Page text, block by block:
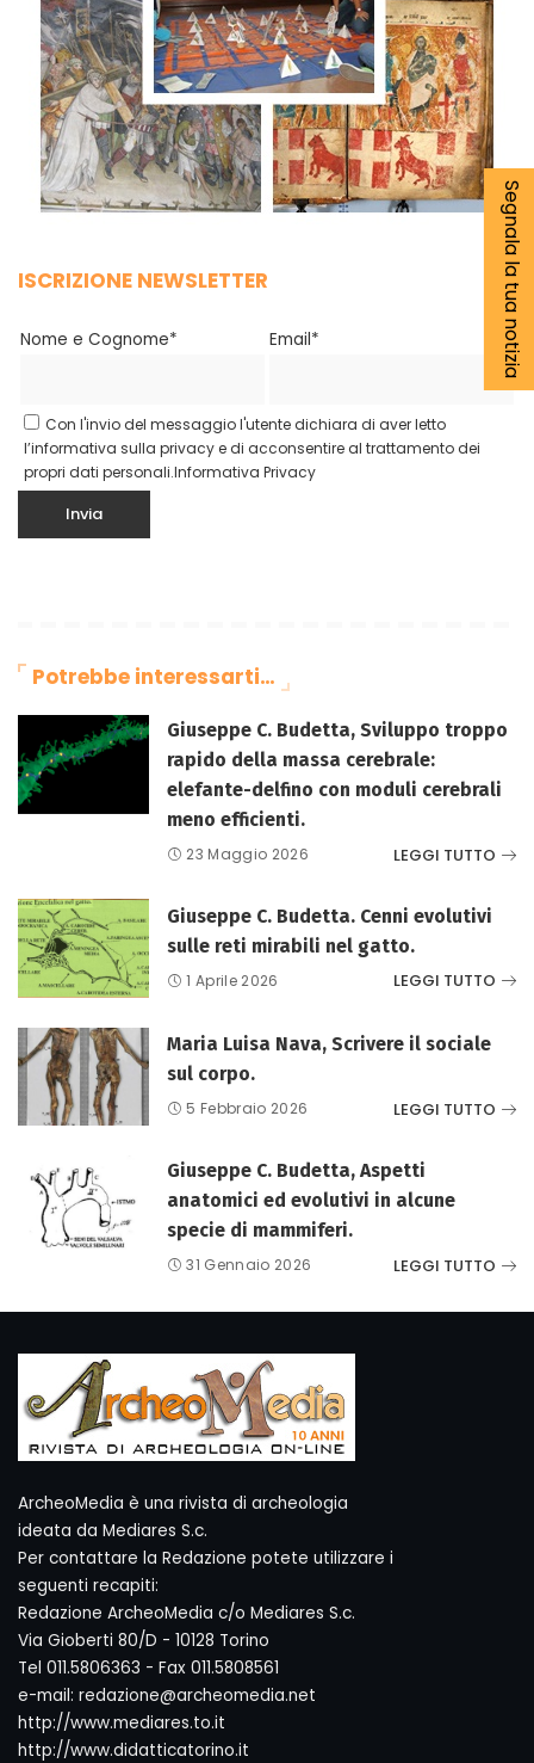
ISCRIZIONE NEWSLETTER
Nome e Cognome* Email*
Con l'invio del messaggio l'utente dichiara di aver letto
l’informativa sulla privacy e di acconsentire al trattamento dei
propri dati personali.Informativa Privacy
Potrebbe interessarti…
Giuseppe C. Budetta, Sviluppo troppo
rapido della massa cerebrale:
elefante-delfino con moduli cerebrali
meno efficienti.
23 Maggio 2026 LEGGI TUTTO
Giuseppe C. Budetta. Cenni evolutivi
sulle reti mirabili nel gatto.
1 Aprile 2026 LEGGI TUTTO
Maria Luisa Nava, Scrivere il sociale
sul corpo.
5 Febbraio 2026 LEGGI TUTTO
Giuseppe C. Budetta, Aspetti
anatomici ed evolutivi in alcune
specie di mammiferi.
31 Gennaio 2026 LEGGI TUTTO
Segnala la tua notizia
ArcheoMedia è una rivista di archeologia
ideata da Mediares S.c.
Per contattare la Redazione potete utilizzare i
seguenti recapiti:
Redazione ArcheoMedia c/o Mediares S.c.
Via Gioberti 80/D - 10128 Torino
Tel 011.5806363 - Fax 011.5808561
e-mail: redazione@archeomedia.net
http://www.mediares.to.it
http://www.didatticatorino.it